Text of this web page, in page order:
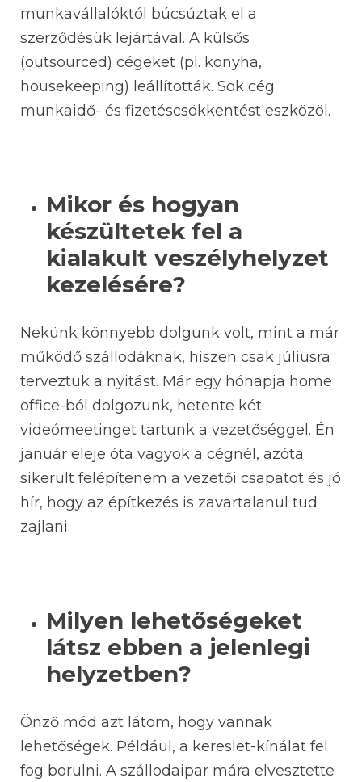
munkavállalóktól búcsúztak el a
szerződésük lejártával. A külsős
(outsourced) cégeket (pl. konyha,
housekeeping) leállították. Sok cég
munkaidő- és fizetéscsökkentést eszközöl.
Mikor és hogyan
készültetek fel a
kialakult veszélyhelyzet
kezelésére?
Nekünk könnyebb dolgunk volt, mint a már
működő szállodáknak, hiszen csak júliusra
terveztük a nyitást. Már egy hónapja home
office-ból dolgozunk, hetente két
videómeetinget tartunk a vezetőséggel. Én
január eleje óta vagyok a cégnél, azóta
sikerült felépítenem a vezetői csapatot és jó
hír, hogy az építkezés is zavartalanul tud
zajlani.
Milyen lehetőségeket
látsz ebben a jelenlegi
helyzetben?
Önző mód azt látom, hogy vannak
lehetőségek. Például, a kereslet-kínálat fel
fog borulni. A szállodaipar mára elvesztette